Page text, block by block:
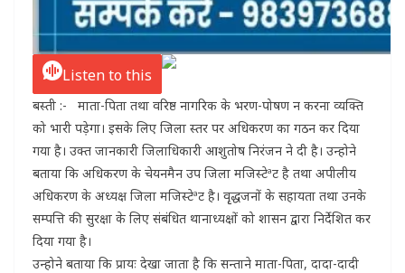
Listen to this
बस्ती :- माता-पिता तथा वरिष्ठ नागरिक के भरण-पोषण न करना व्यक्ति
को भारी पडे़गा। इसके लिए जिला स्तर पर अधिकरण का गठन कर दिया
गया है। उक्त जानकारी जिलाधिकारी आशुतोष निरंजन ने दी है। उन्होने
बताया कि अधिकरण के चेयनमैन उप जिला मजिस्टेªट है तथा अपीलीय
अधिकरण के अध्यक्ष जिला मजिस्टेªट है। वृृद्धजनों के सहायता तथा उनके
सम्पत्ति की सुरक्षा के लिए संबंधित थानाध्यक्षों को शासन द्वारा निर्देशित कर
दिया गया है।
उन्होने बताया कि प्रायः देखा जाता है कि सन्ताने माता-पिता, दादा-दादी